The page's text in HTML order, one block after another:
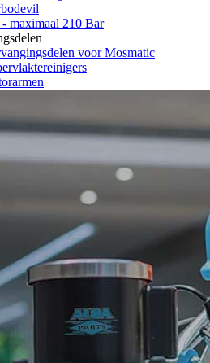
- maximaal 210 Bar
voor Mosmatic